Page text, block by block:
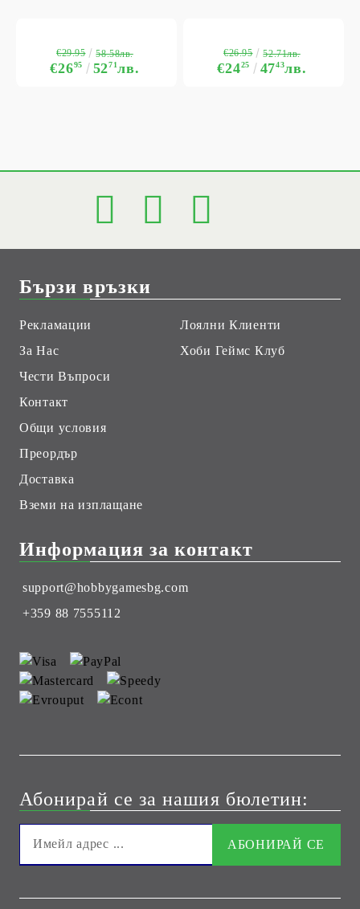
€2695 5271лв.
€29.95 58.58лв.
€2425 4743лв.
€26.95 52.71лв.
Бързи връзки
Рекламации
За Нас
Чести Въпроси
Контакт
Общи условия
Преордър
Доставка
Вземи на изплащане
Лоялни Клиенти
Хоби Геймс Клуб
Информация за контакт
support@hobbygamesbg.com
+359 88 7555112
Абонирай се за нашия бюлетин: